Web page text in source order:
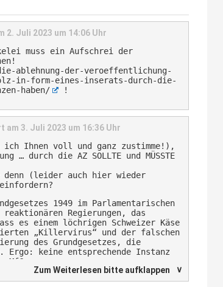
2. Juli 2023 um 14:06 Uhr
muss ein Aufschrei der
ablehnung-der-veroeffentlichung-
in-form-eines-inserats-durch-die-
haben/
!
am3. Juli 2023 um 16:36 Uhr
Ihnen voll und ganz zustimme!),
… durch die AZ SOLLTE und MÜSSTE
(leider auch hier wieder
1949 im Parlamentarischen
Regierungen, das
es einem löchrigen Schweizer Käse
„Killervirus“ und der falschen
des Grundgesetzes, die
Ergo: keine entsprechende Instanz
MfG
Zum Weiterlesen bitte aufklappen
∨